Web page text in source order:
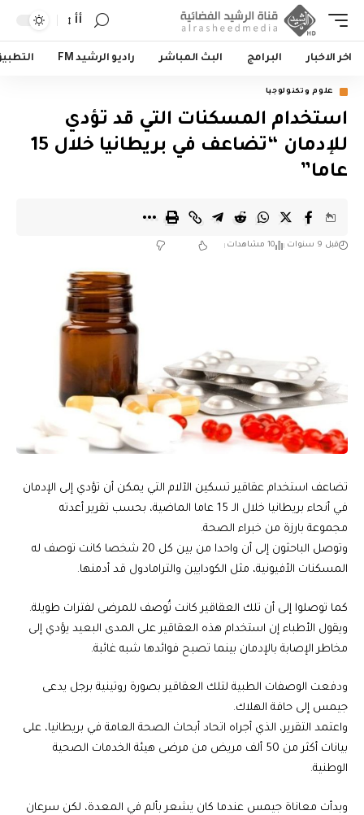
أأ
اخر الاخبار البرامج البث المباشر راديو الرشيد FM
علوم وتكنولوجيا
استخدام المسكنات التي قد تؤدي
للإدمان “تضاعف في بريطانيا خلال 15
عاما”
قبل 9 سنوات 10 مشاهدات
تضاعف استخدام عقاقير تسكين الآلام التي يمكن أن تؤدي إلى الإدمان
في أنحاء بريطانيا خلال الـ 15 عاما الماضية، بحسب تقرير أعدته
مجموعة بارزة من خبراء الصحة.
وتوصل الباحثون إلى أن واحدا من بين كل 20 شخصا كانت توصف له
المسكنات الأفيونية، مثل الكودايين والترامادول قد أدمنها.
كما توصلوا إلى أن تلك العقاقير كانت تُوصف للمرضى لفترات طويلة.
ويقول الأطباء إن استخدام هذه العقاقير على المدى البعيد يؤدي إلى
مخاطر الإصابة بالإدمان بينما تصبح فوائدها شبه غائبة.
ودفعت الوصفات الطبية لتلك العقاقير بصورة روتينية برجل يدعى
جيمس إلى حافة الهلاك.
واعتمد التقرير، الذي أجراه اتحاد أبحاث الصحة العامة في بريطانيا، على
بيانات أكثر من 50 ألف مريض من مرضى هيئة الخدمات الصحية
الوطنية.
وبدأت معاناة جيمس عندما كان يشعر بألم في المعدة، لكن سرعان